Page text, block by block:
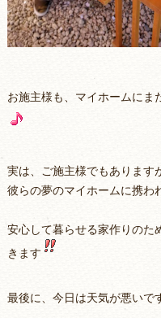
お施主様も、マイホームにま
実は、ご施主様でもあります
彼らの夢のマイホームに携わ
安心して暮らせる家作りのた
きます
最後に、今日は天気が悪いで